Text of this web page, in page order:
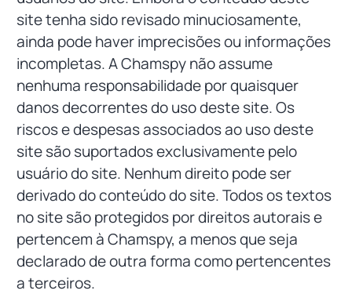
site tenha sido revisado minuciosamente,
ainda pode haver imprecisões ou informações
incompletas. A Chamspy não assume
nenhuma responsabilidade por quaisquer
danos decorrentes do uso deste site. Os
riscos e despesas associados ao uso deste
site são suportados exclusivamente pelo
usuário do site. Nenhum direito pode ser
derivado do conteúdo do site. Todos os textos
no site são protegidos por direitos autorais e
pertencem à Chamspy, a menos que seja
declarado de outra forma como pertencentes
a terceiros.